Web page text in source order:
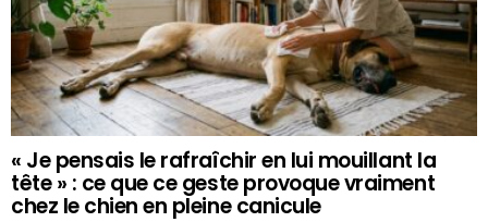
« Je pensais le rafraîchir en lui mouillant la
tête » : ce que ce geste provoque vraiment
chez le chien en pleine canicule